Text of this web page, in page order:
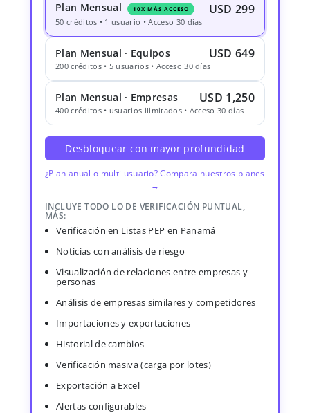
Plan Mensual 10X MÁS ACCESO USD 299
50 créditos • 1 usuario • Acceso 30 días
Plan Mensual · Equipos USD 649
200 créditos • 5 usuarios • Acceso 30 días
Plan Mensual · Empresas USD 1,250
400 créditos • usuarios ilimitados • Acceso 30 días
Desbloquear con mayor profundidad
¿Plan anual o multi usuario? Compara nuestros planes
→
INCLUYE TODO LO DE VERIFICACIÓN PUNTUAL,
MÁS:
Verificación en Listas PEP en Panamá
Noticias con análisis de riesgo
Visualización de relaciones entre empresas y
personas
Análisis de empresas similares y competidores
Importaciones y exportaciones
Historial de cambios
Verificación masiva (carga por lotes)
Exportación a Excel
Alertas configurables